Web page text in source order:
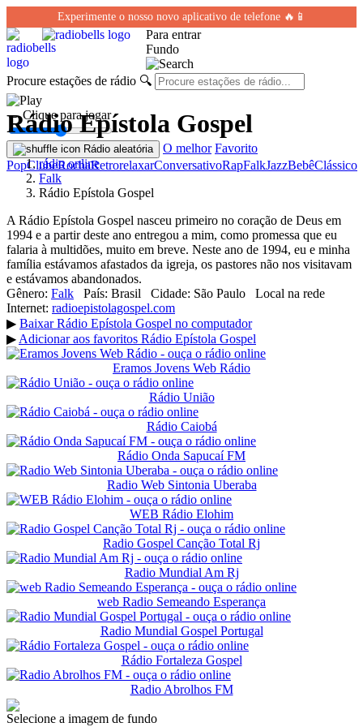
Experimente o nosso novo aplicativo de telefone 🔥📱
Para entrar
Fundo
Procure estações de rádio 🔍
← Clique para jogar
Rádio aleatória O melhor Favorito
PopClubeRochaRetrorelaxarConversativoRapFalkJazzBebêClássico
Rádio Epístola Gospel
rádio online
Falk
Rádio Epístola Gospel
A Rádio Epístola Gospel nasceu primeiro no coração de Deus em
1994 e a partir deste ano entregou a mim, como promessa que eu
falaria à multidões, muito em breve. Neste ano de 1994, eu e minha
família estávamos afastados da igreja, os pastores não nos visitavam
e estávamos abandonados.
Gênero: Falk País: Brasil Cidade: São Paulo Local na rede
Internet: radioepistolagospel.com
▶ Baixar Rádio Epístola Gospel no computador
▶ Adicionar aos favoritos Rádio Epístola Gospel
Eramos Jovens Web Rádio
Rádio União
Rádio Caiobá
Rádio Onda Sapucaí FM
Radio Web Sintonia Uberaba
WEB Rádio Elohim
Radio Gospel Canção Total Rj
Radio Mundial Am Rj
web Radio Semeando Esperança
Radio Mundial Gospel Portugal
Rádio Fortaleza Gospel
Radio Abrolhos FM
Selecione a imagem de fundo